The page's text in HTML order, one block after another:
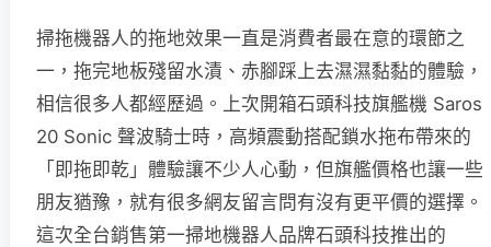
掃拖機器人的拖地效果一直是消費者最在意的環節之
一，拖完地板殘留水漬、赤腳踩上去濕濕黏黏的體驗，
相信很多人都經歷過。上次開箱石頭科技旗艦機 Saros
20 Sonic 聲波騎士時，高頻震動搭配鎖水拖布帶來的
「即拖即乾」體驗讓不少人心動，但旗艦價格也讓一些
朋友猶豫，就有很多網友留言問有沒有更平價的選擇。
這次全台銷售第一掃地機器人品牌石頭科技推出的